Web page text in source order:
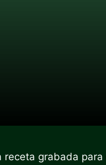
receta grabada